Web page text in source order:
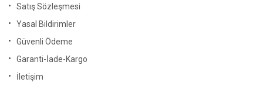
Satış Sözleşmesi
Yasal Bildirimler
Güvenli Ödeme
Garanti-İade-Kargo
İletişim